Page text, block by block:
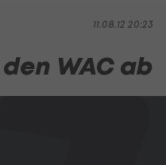
11.08.12 20:23
WAC ab